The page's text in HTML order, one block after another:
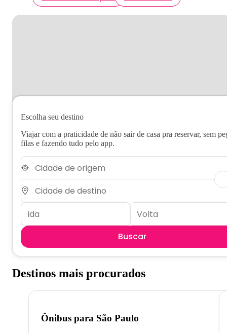
Escolha seu destino
Viajar com a praticidade de não sair de casa pra reservar, sem
filas e fazendo tudo pelo app.
Buscar
Destinos mais procurados
Ônibus para São Paulo